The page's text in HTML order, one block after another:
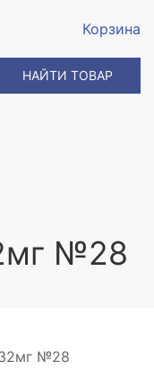
Корзина
НАЙТИ ТОВАР
№28